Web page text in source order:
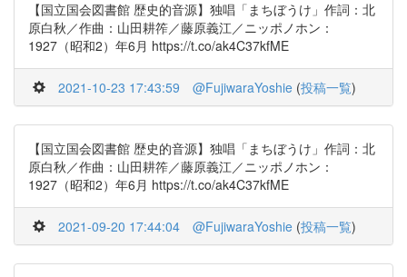
【国立国会図書館 歴史的音源】独唱「まちぼうけ」作詞：北
原白秋／作曲：山田耕筰／藤原義江／ニッポノホン：
1927（昭和2）年6月 https://t.co/ak4C37kfME
2021-10-23 17:43:59 @FujiwaraYoshie (投稿一覧)
【国立国会図書館 歴史的音源】独唱「まちぼうけ」作詞：北
原白秋／作曲：山田耕筰／藤原義江／ニッポノホン：
1927（昭和2）年6月 https://t.co/ak4C37kfME
2021-09-20 17:44:04 @FujiwaraYoshie (投稿一覧)